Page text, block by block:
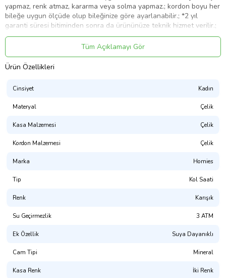
yapmaz, renk atmaz, kararma veya solma yapmaz.; kordon boyu her
bileğe uygun ölçüde olup bileğinize göre ayarlanabilir.; *2 yıl
garanti süresi bitiminden sonra da ürününüze teknik hizmet verilir.;
*teknik destek için yurtiçi kargo 310 367 397 anlaşma kodu ile tüm
bilgilerinizi belirterek ürününüzün bakımını yaptırabilirsiniz.;
Ürün Kodu:kcm58161171
Tüm Açıklamayı Gör
Ürün Özellikleri
Cinsiyet Kadın
Materyal Çelik
Kasa Malzemesi Çelik
Kordon Malzemesi Çelik
Marka Homies
Tip Kol Saati
Renk Karışık
Su Geçirmezlik 3 ATM
Ek Özellik Suya Dayanıklı
Cam Tipi Mineral
Kasa Renk İki Renk